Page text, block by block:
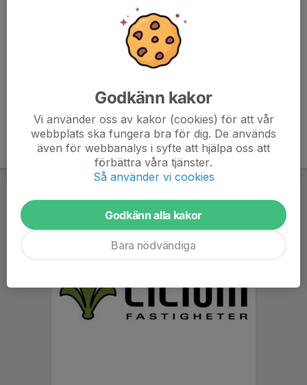
Godkänn kakor
Vi använder oss av kakor (cookies) för att vår
webbplats ska fungera bra för dig. De används
även för webbanalys i syfte att hjälpa oss att
förbättra våra tjänster.
Så använder vi cookies
Godkänn alla kakor
Bara nödvändiga